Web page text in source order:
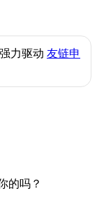
强力驱动 友链申
的吗？